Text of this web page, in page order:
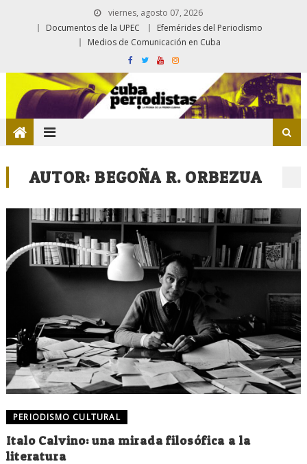
viernes, agosto 07, 2026
Documentos de la UPEC
Efemérides del Periodismo
Medios de Comunicación en Cuba
AUTOR:BEGOÑA R. ORBEZUA
PERIODISMO CULTURAL
Italo Calvino: una mirada filosófica a la
literatura